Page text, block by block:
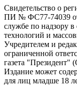
Свидетельство о
ПИ № ФС77-74039 от
службе по надзору
технологий и
Учредителем и
ограниченной
газета "Президент"
Издание может
для лиц младше 18